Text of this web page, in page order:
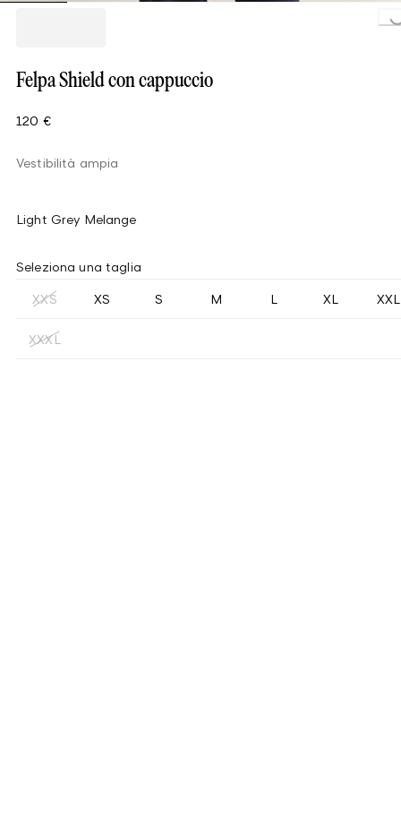
Felpa Shield con cappuccio
120 €
Vestibilità ampia
Light Grey Melange
Seleziona una taglia
XXS XS S M L XL XXL
XXXL